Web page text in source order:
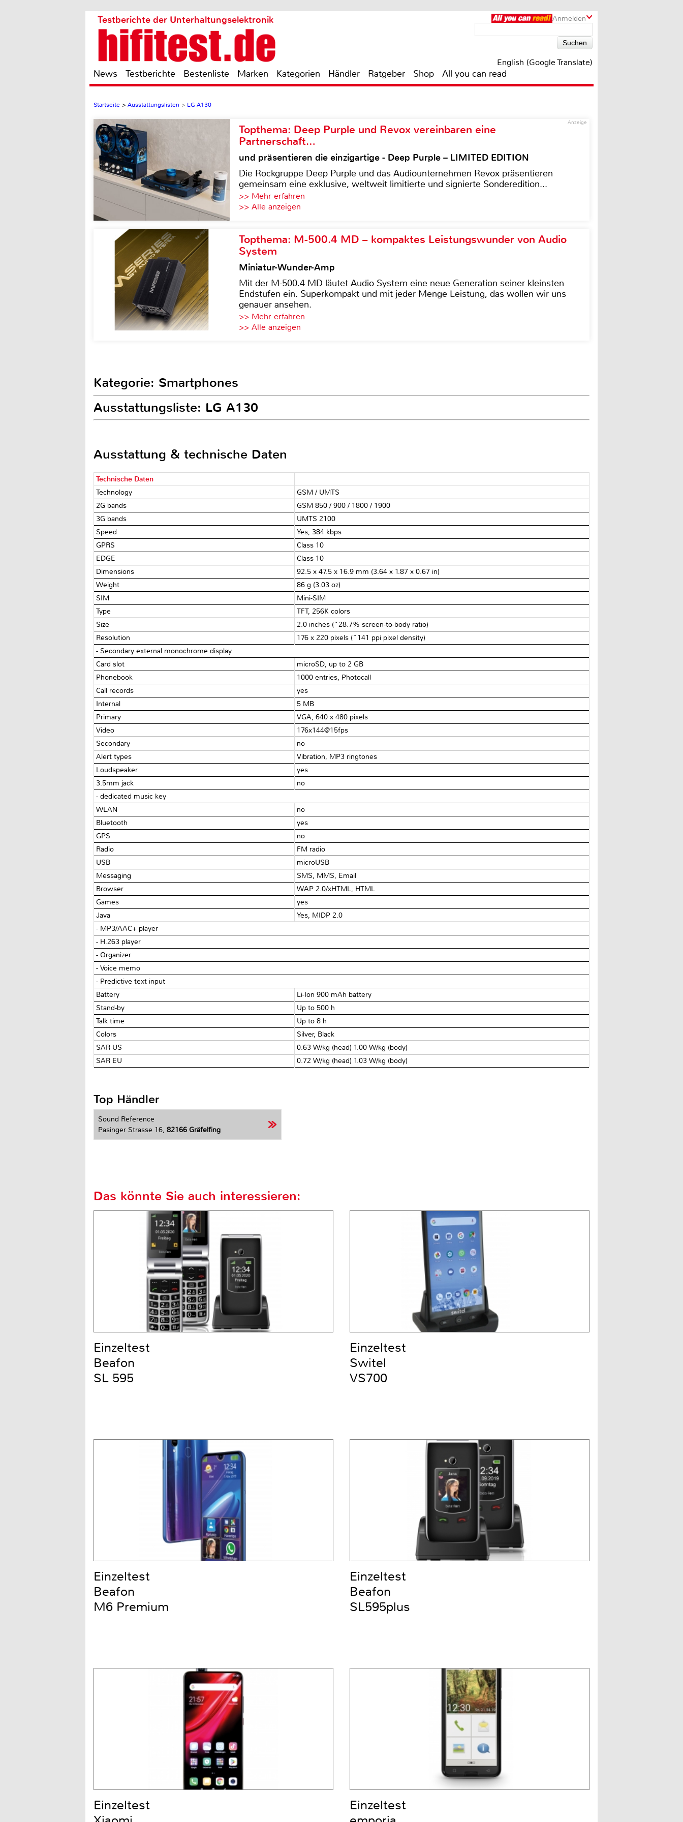
Anmelden
Testberichte der Unterhaltungselektronik
English (Google Translate)
News Testberichte Bestenliste Marken Kategorien Händler Ratgeber Shop All you can read
Startseite > Ausstattungslisten > LG A130
Anzeige
Topthema: Deep Purple und Revox vereinbaren eine
Partnerschaft…
und präsentieren die einzigartige - Deep Purple – LIMITED EDITION
Die Rockgruppe Deep Purple und das Audiounternehmen Revox präsentieren
gemeinsam eine exklusive, weltweit limitierte und signierte Sonderedition...
>> Mehr erfahren
>> Alle anzeigen
Topthema: M-500.4 MD – kompaktes Leistungswunder von Audio
System
Miniatur-Wunder-Amp
Mit der M-500.4 MD läutet Audio System eine neue Generation seiner kleinsten
Endstufen ein. Superkompakt und mit jeder Menge Leistung, das wollen wir uns
genauer ansehen.
>> Mehr erfahren
>> Alle anzeigen
Kategorie: Smartphones
Ausstattungsliste: LG A130
Ausstattung & technische Daten
Technische Daten
Technology
GSM / UMTS
2G bands
GSM 850 / 900 / 1800 / 1900
3G bands
UMTS 2100
Speed
Yes, 384 kbps
GPRS
Class 10
EDGE
Class 10
Dimensions
92.5 x 47.5 x 16.9 mm (3.64 x 1.87 x 0.67 in)
Weight
86 g (3.03 oz)
SIM
Mini-SIM
Type
TFT, 256K colors
Size
2.0 inches (~28.7% screen-to-body ratio)
Resolution
176 x 220 pixels (~141 ppi pixel density)
- Secondary external monochrome display
Card slot
microSD, up to 2 GB
Phonebook
1000 entries, Photocall
Call records
yes
Internal
5 MB
Primary
VGA, 640 x 480 pixels
Video
176x144@15fps
Secondary
no
Alert types
Vibration, MP3 ringtones
Loudspeaker
yes
3.5mm jack
no
- dedicated music key
WLAN
no
Bluetooth
yes
GPS
no
Radio
FM radio
USB
microUSB
Messaging
SMS, MMS, Email
Browser
WAP 2.0/xHTML, HTML
Games
yes
Java
Yes, MIDP 2.0
- MP3/AAC+ player
- H.263 player
- Organizer
- Voice memo
- Predictive text input
Battery
Li-Ion 900 mAh battery
Stand-by
Up to 500 h
Talk time
Up to 8 h
Colors
Silver, Black
SAR US
0.63 W/kg (head) 1.00 W/kg (body)
SAR EU
0.72 W/kg (head) 1.03 W/kg (body)
Top Händler
Sound Reference
Pasinger Strasse 16, 82166 Gräfelfing
Das könnte Sie auch interessieren:
Einzeltest
Beafon
SL 595
Einzeltest
Switel
VS700
Einzeltest
Beafon
M6 Premium
Einzeltest
Beafon
SL595plus
Einzeltest
Einzeltest